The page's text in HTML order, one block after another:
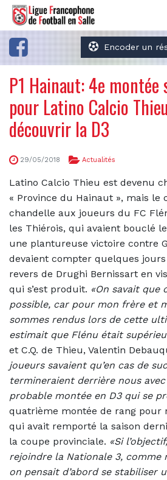
Encoder un
P1 Hainaut: 4e montée
pour Latino Calcio
découvrir la D3
29/05/2018 Actualités
Latino Calcio Thieu est devenu
« Province du Hainaut », mais le
chandelle aux joueurs du FC
les Thiérois, qui avaient bouclé
une plantureuse victoire contre
devaient compter quelques
revers de Drughi Bernissart en
qui s’est produit. «On savait que
possible, car pour mon frère et
sommes rendus lors de cette
estimait que Flénu était
et C.Q. de Thieu, Valentin
joueurs savaient qu’en cas de
termineraient derrière nous
probable montée en D3 qui se
quatrième montée de rang pour
qui avait remporté la saison
la coupe provinciale. «Si
rejoindre la Nationale 3, comme
on pensait d’abord se stabiliser